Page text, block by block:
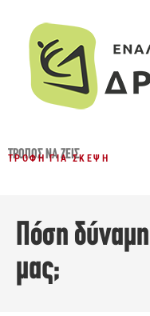
ΤΡΌΠΟΣ ΝΑ ΖΕΙΣ
ΤΡΟΦΉ ΓΙΑ ΣΚΈΨΗ
Πόση
μας;